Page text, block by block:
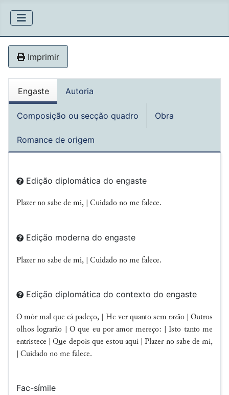
Imprimir
Engaste Autoria
Composição ou secção quadro Obra
Romance de origem
Edição diplomática do engaste
Plazer no sabe de mi, | Cuidado no me falece.
Edição moderna do engaste
Plazer no sabe de mi, | Cuidado no me falece.
Edição diplomática do contexto do engaste
O mór mal que cá padeço, | He ver quanto sem razão | Outros
olhos lograrão | O que eu por amor mereço: | Isto tanto me
entristece | Que depois que estou aqui | Plazer no sabe de mi,
| Cuidado no me falece.
Fac-símile